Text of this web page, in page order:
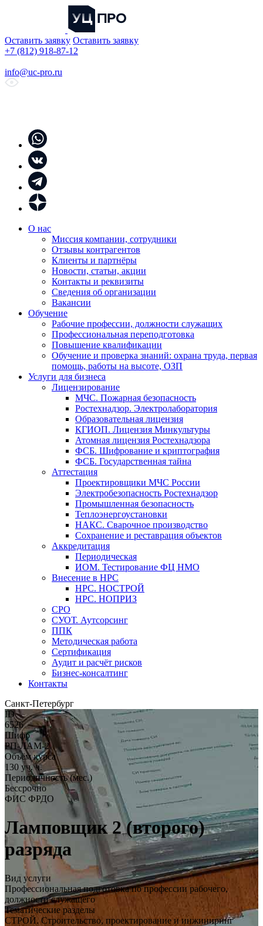
Оставить заявку Оставить заявку
+7 (812) 918-87-12
info@uc-pro.ru
О нас
Миссия компании, сотрудники
Отзывы контрагентов
Клиенты и партнёры
Новости, статьи, акции
Контакты и реквизиты
Сведения об организации
Вакансии
Обучение
Рабочие профессии, должности служащих
Профессиональная переподготовка
Повышение квалификации
Обучение и проверка знаний: охрана труда, первая
помощь, работы на высоте, ОЗП
Услуги для бизнеса
Лицензирование
МЧС. Пожарная безопасность
Ростехнадзор. Электролаборатория
Образовательная лицензия
КГИОП. Лицензия Минкультуры
Атомная лицензия Ростехнадзора
ФСБ. Шифрование и криптография
ФСБ. Государственная тайна
Аттестация
Проектировщики МЧС России
Электробезопасность Ростехнадзор
Промышленная безопасность
Теплоэнергоустановки
НАКС. Сварочное производство
Сохранение и реставрация объектов
Аккредитация
Периодическая
ИОМ. Тестирование ФЦ НМО
Внесение в НРС
НРС. НОСТРОЙ
НРС. НОПРИЗ
СРО
СУОТ. Аутсорсинг
ППК
Методическая работа
Сертификация
Аудит и расчёт рисков
Бизнес-консалтинг
Контакты
Санкт-Петербург
ID
6526
Шифр
РП-ЛАМ-2
Объём курса
130 уч. ч.
Периодичность (мес.)
Бессрочно
ФИС ФРДО
Ламповщик 2 (второго)
разряда
Вид услуги
Профессиональная подготовка по профессии рабочего,
должности служащего
Тематические разделы
СТРОЙ. Строительство, проектирование и инжиниринг